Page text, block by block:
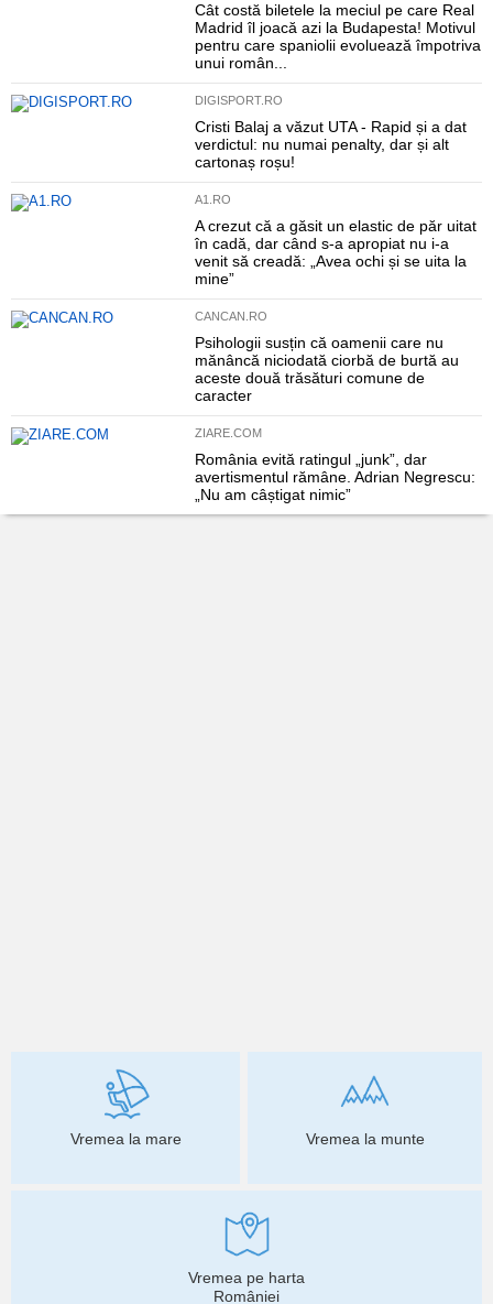
Cât costă biletele la meciul pe care Real
Madrid îl joacă azi la Budapesta! Motivul
pentru care spaniolii evoluează împotriva
unui român...
DIGISPORT.RO
Cristi Balaj a văzut UTA - Rapid și a dat
verdictul: nu numai penalty, dar și alt
cartonaș roșu!
A1.RO
A crezut că a găsit un elastic de păr uitat
în cadă, dar când s-a apropiat nu i-a
venit să creadă: „Avea ochi și se uita la
mine”
CANCAN.RO
Psihologii susțin că oamenii care nu
mănâncă niciodată ciorbă de burtă au
aceste două trăsături comune de
caracter
ZIARE.COM
România evită ratingul „junk”, dar
avertismentul rămâne. Adrian Negrescu:
„Nu am câștigat nimic”
Vremea la mare Vremea la munte
Vremea pe harta
României